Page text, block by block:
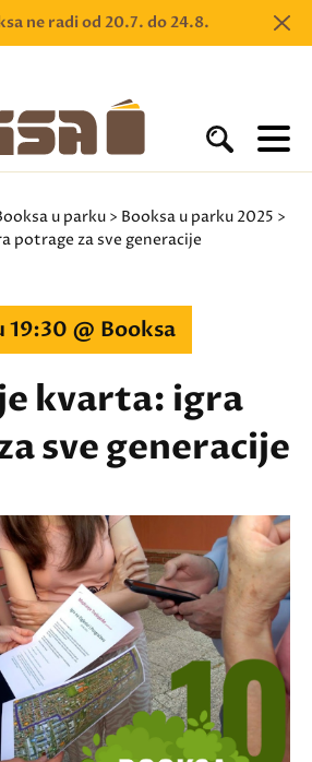
ne radi od 20.7. do 24.8.
u parku > Booksa u parku 2025 >
potrage za sve generacije
19:30 @ Booksa
kvarta: igra
sve generacije